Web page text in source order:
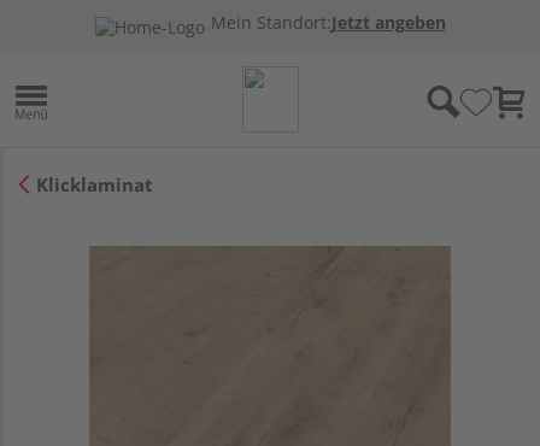
Mein Standort:Jetzt angeben
Klicklaminat